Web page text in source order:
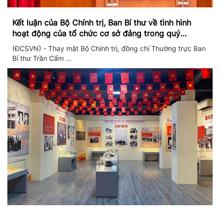
Kết luận của Bộ Chính trị, Ban Bí thư về tình hình
hoạt động của tổ chức cơ sở đảng trong quý
II/2026
(ĐCSVN) - Thay mặt Bộ Chính trị, đồng chí Thường trực Ban
Bí thư Trần Cẩm ...